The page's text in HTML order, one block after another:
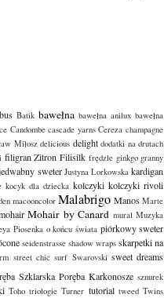
Batik bawełna bawełna anilux bawełna
Candombe cascade yarns Cereza champagne
Miłosz delicious delight dodatki na drutach
filigran Zitron Filisilk frędzle ginkgo granny
sweter Justyna Lorkowska kardigan
kocyk dla dziecka kolczyki kolczyki rivoli
macooncolor Malabrigo Manos Marte
Mohair by Canard mural Muzyka
Piosenka o końcu świata piórkowy sweter
seidenstrasse shadow wraps skarpetki na
street chic surf Swarovski sweet dreams
Szklarska Poręba Karkonosze sznurek
Toho triologie Turner tutorial tweed Twins